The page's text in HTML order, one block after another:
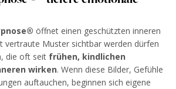
öffnet einen geschützten inneren
vertraute Muster sichtbar werden dürfen
die oft seit frühen, kindlichen
wirken. Wenn diese Bilder, Gefühle
auftauchen, beginnen sich eigene